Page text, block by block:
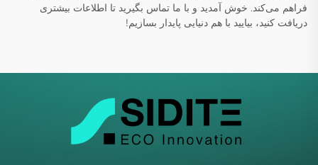
فراهم می‌کند. خوش آمدید و با ما تماس بگیرید تا اطلاعات بیشتری
دریافت کنید، بیایید با هم دنیایی پایدار بسازیم!